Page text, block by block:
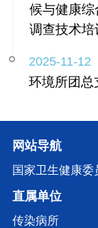
候与健康
调查技术培
2025-11-12
环境所团总
网站导航
国家卫生健康委
直属单位
传染病所